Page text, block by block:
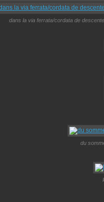
dans la via ferrata/cordata de
du